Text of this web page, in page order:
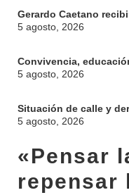
Gerardo Caetano
5 agosto, 2026
Convivencia,
5 agosto, 2026
Situación de calle y
5 agosto, 2026
«Pensar
repensar